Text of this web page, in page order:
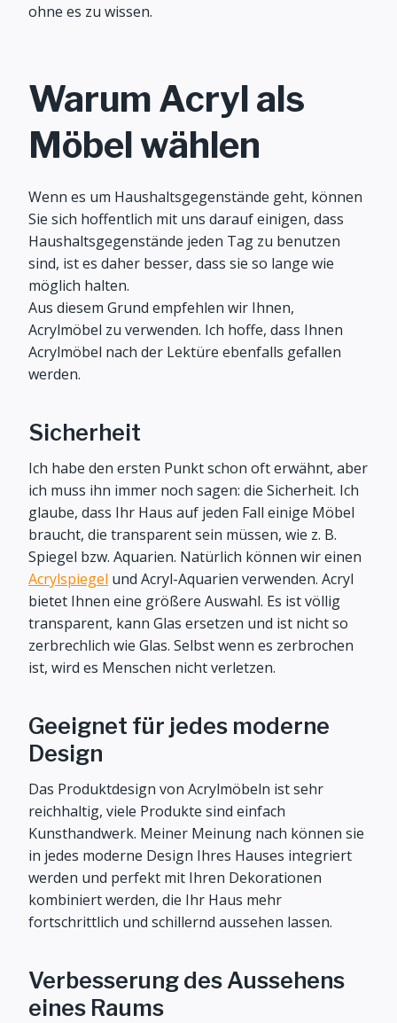
ohne es zu wissen.
Warum Acryl als
Möbel wählen
Wenn es um Haushaltsgegenstände geht, können
Sie sich hoffentlich mit uns darauf einigen, dass
Haushaltsgegenstände jeden Tag zu benutzen
sind, ist es daher besser, dass sie so lange wie
möglich halten.
Aus diesem Grund empfehlen wir Ihnen,
Acrylmöbel zu verwenden. Ich hoffe, dass Ihnen
Acrylmöbel nach der Lektüre ebenfalls gefallen
werden.
Sicherheit
Ich habe den ersten Punkt schon oft erwähnt, aber
ich muss ihn immer noch sagen: die Sicherheit. Ich
glaube, dass Ihr Haus auf jeden Fall einige Möbel
braucht, die transparent sein müssen, wie z. B.
Spiegel bzw. Aquarien. Natürlich können wir einen
Acrylspiegel und Acryl-Aquarien verwenden. Acryl
bietet Ihnen eine größere Auswahl. Es ist völlig
transparent, kann Glas ersetzen und ist nicht so
zerbrechlich wie Glas. Selbst wenn es zerbrochen
ist, wird es Menschen nicht verletzen.
Geeignet für jedes moderne
Design
Das Produktdesign von Acrylmöbeln ist sehr
reichhaltig, viele Produkte sind einfach
Kunsthandwerk. Meiner Meinung nach können sie
in jedes moderne Design Ihres Hauses integriert
werden und perfekt mit Ihren Dekorationen
kombiniert werden, die Ihr Haus mehr
fortschrittlich und schillernd aussehen lassen.
Verbesserung des Aussehens
eines Raums